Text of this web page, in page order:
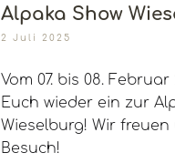
Alpaka Show
2 Juli 2025
Vom 07. bis 08.
Euch wieder ein zur
Wieselburg! Wir
Besuch!